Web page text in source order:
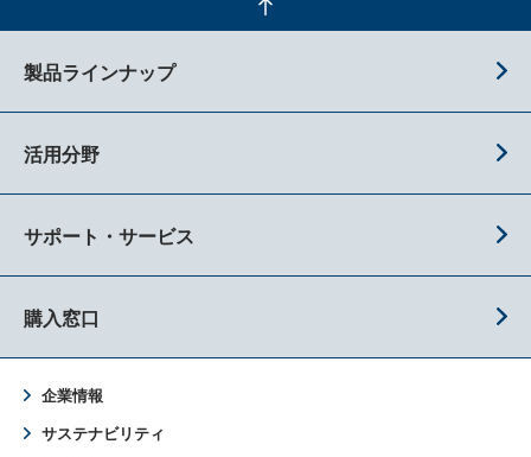
製品ラインナップ
活用分野
サポート・サービス
購入窓口
企業情報
サステナビリティ